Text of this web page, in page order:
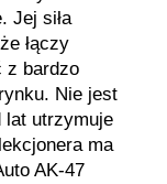
Jej siła
łączy
z bardzo
Nie jest
lat utrzymuje
ma
AK-47